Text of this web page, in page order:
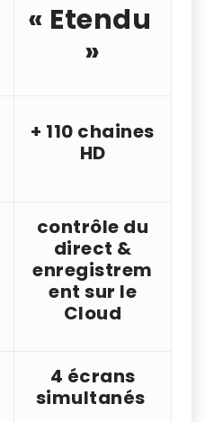
« Etendu
»
+ 110 chaines
HD
contrôle du
direct &
enregistrem
ent sur le
Cloud
4 écrans
simultanés